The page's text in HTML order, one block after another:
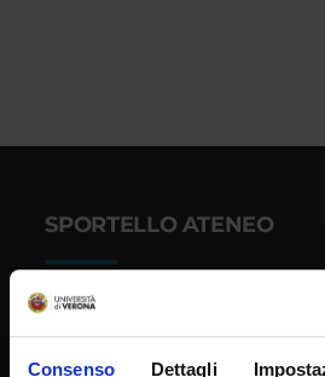
Consenso Dettagli
SPORTELLO ATENEO
Amministrazione trasparente